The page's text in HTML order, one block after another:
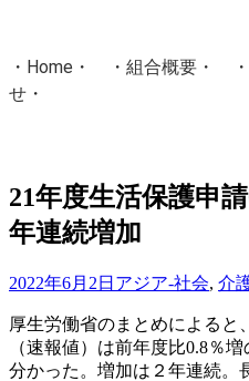
・ Home ・ ・ 組合概要 ・ ・
せ ・
協同組合Masters／
国土交通省・経済産業省・農
21年度生活保護申
年連続増加
2022年6月2日 アジア-社会, 介
厚生労働省のまとめによると
（速報値）は前年度比0.8％
分かった。増加は２年連続。